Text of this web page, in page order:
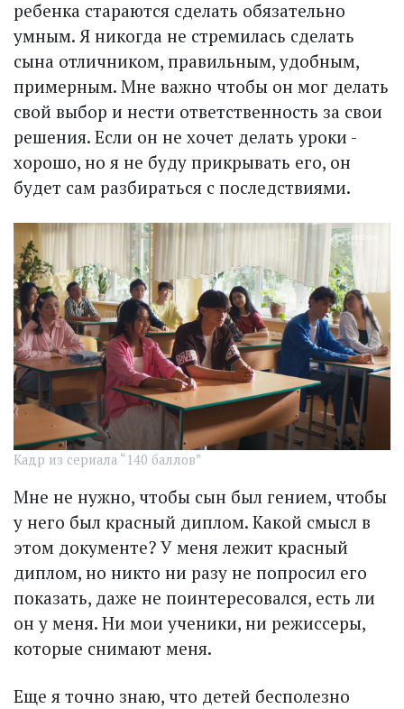
ребенка стараются сделать обязательно
умным. Я никогда не стремилась сделать
сына отличником, правильным, удобным,
примерным. Мне важно чтобы он мог делать
свой выбор и нести ответственность за свои
решения. Если он не хочет делать уроки -
хорошо, но я не буду прикрывать его, он
будет сам разбираться с последствиями.
Кадр из сериала “140 баллов”
Мне не нужно, чтобы сын был гением, чтобы
у него был крас­ный диплом. Какой смысл в
этом документе? У меня лежит красный
диплом, но никто ни разу не попросил его
показать, даже не поинтересовался, есть ли
он у меня. Ни мои ученики, ни режиссеры,
которые снимают меня.
Еще я точно знаю, что детей бесполезно